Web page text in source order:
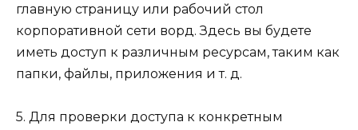
главную страницу или рабочий стол
корпоративной сети ворд. Здесь вы будете
иметь доступ к различным ресурсам, таким как
папки, файлы, приложения и т. д.
5. Для проверки доступа к конкретным